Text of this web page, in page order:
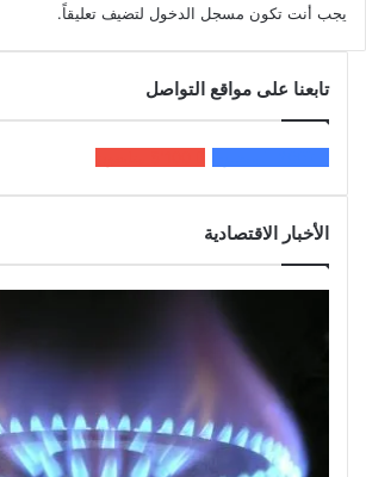
يجب أنت تكون مسجل الدخول لتضيف تعليقاً.
تابعنا على مواقع التواصل
الأخبار الاقتصادية